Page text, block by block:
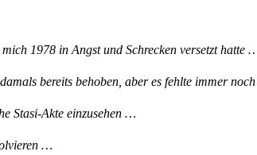
1978 in Angst und Schrecken versetzt hatte
bereits behoben, aber es fehlte immer
Stasi-Akte einzusehen …
…